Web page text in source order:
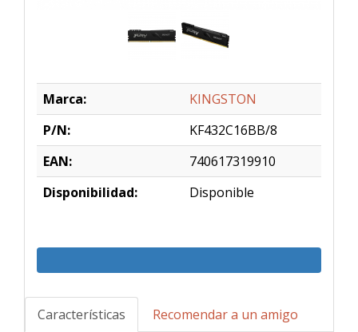
Marca:
KINGSTON
P/N:
KF432C16BB/8
EAN:
740617319910
Disponibilidad:
Disponible
Características Recomendar a un amigo